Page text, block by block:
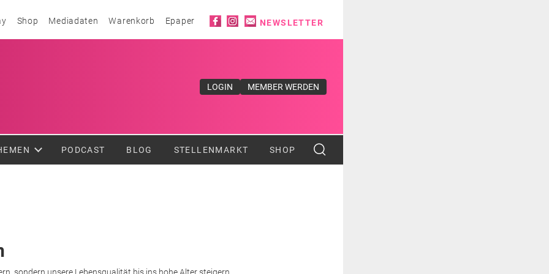
Shop Mediadaten Warenkorb Epaper Social iconsNEWSLETTER
LOGIN MEMBER WERDEN
PODCAST BLOG STELLENMARKT SHOP